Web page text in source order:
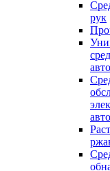
рук